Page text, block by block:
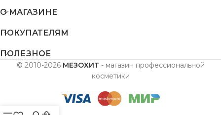
О МАГАЗИНЕ
ПОКУПАТЕЛЯМ
ПОЛЕЗНОЕ
© 2010-2026 МЕЗОХИТ - магазин профессиональной
косметики